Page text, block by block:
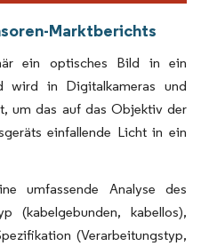
Marktberichts
ein optisches Bild in ein
wird in Digitalkameras und
um das auf das Objektiv der
einfallende Licht in ein
umfassende Analyse des
(kabelgebunden, kabellos),
(Verarbeitungstyp,